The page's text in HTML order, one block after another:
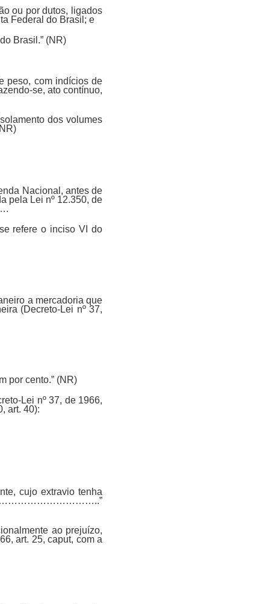
ou por dutos, ligados
Federal do Brasil; e
Brasil.” (NR)
peso, com indícios de
se, ato contínuo,
dos volumes
Nacional, antes de
pela Lei nº 12.350, de
refere o inciso VI do
a mercadoria que
(Decreto-Lei nº 37,
por cento.” (NR)
Lei nº 37, de 1966,
art. 40):
cujo extravio tenha
ao prejuízo,
art. 25, caput, com a